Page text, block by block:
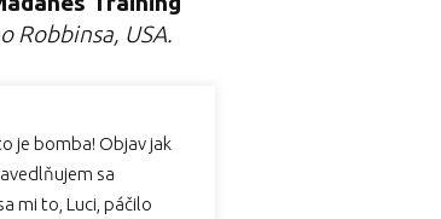
Robbinsa, USA.
je bomba! Objav jak
sa
mi to, Luci, páčilo